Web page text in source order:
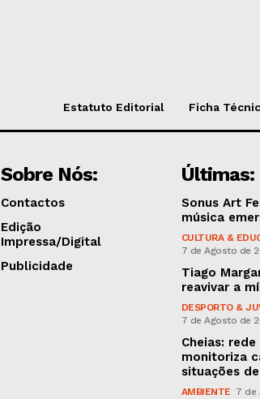
Estatuto Editorial Ficha
Sobre Nós:
Contactos
Edição
Impressa/Digital
Publicidade
Últimas:
Sonus Art
música
CULTURA &
7 de Agosto de
Tiago
reavivar a
DESPORTO &
7 de Agosto de
Cheias:
monitoriza
situações
AMBIENTE 7 de